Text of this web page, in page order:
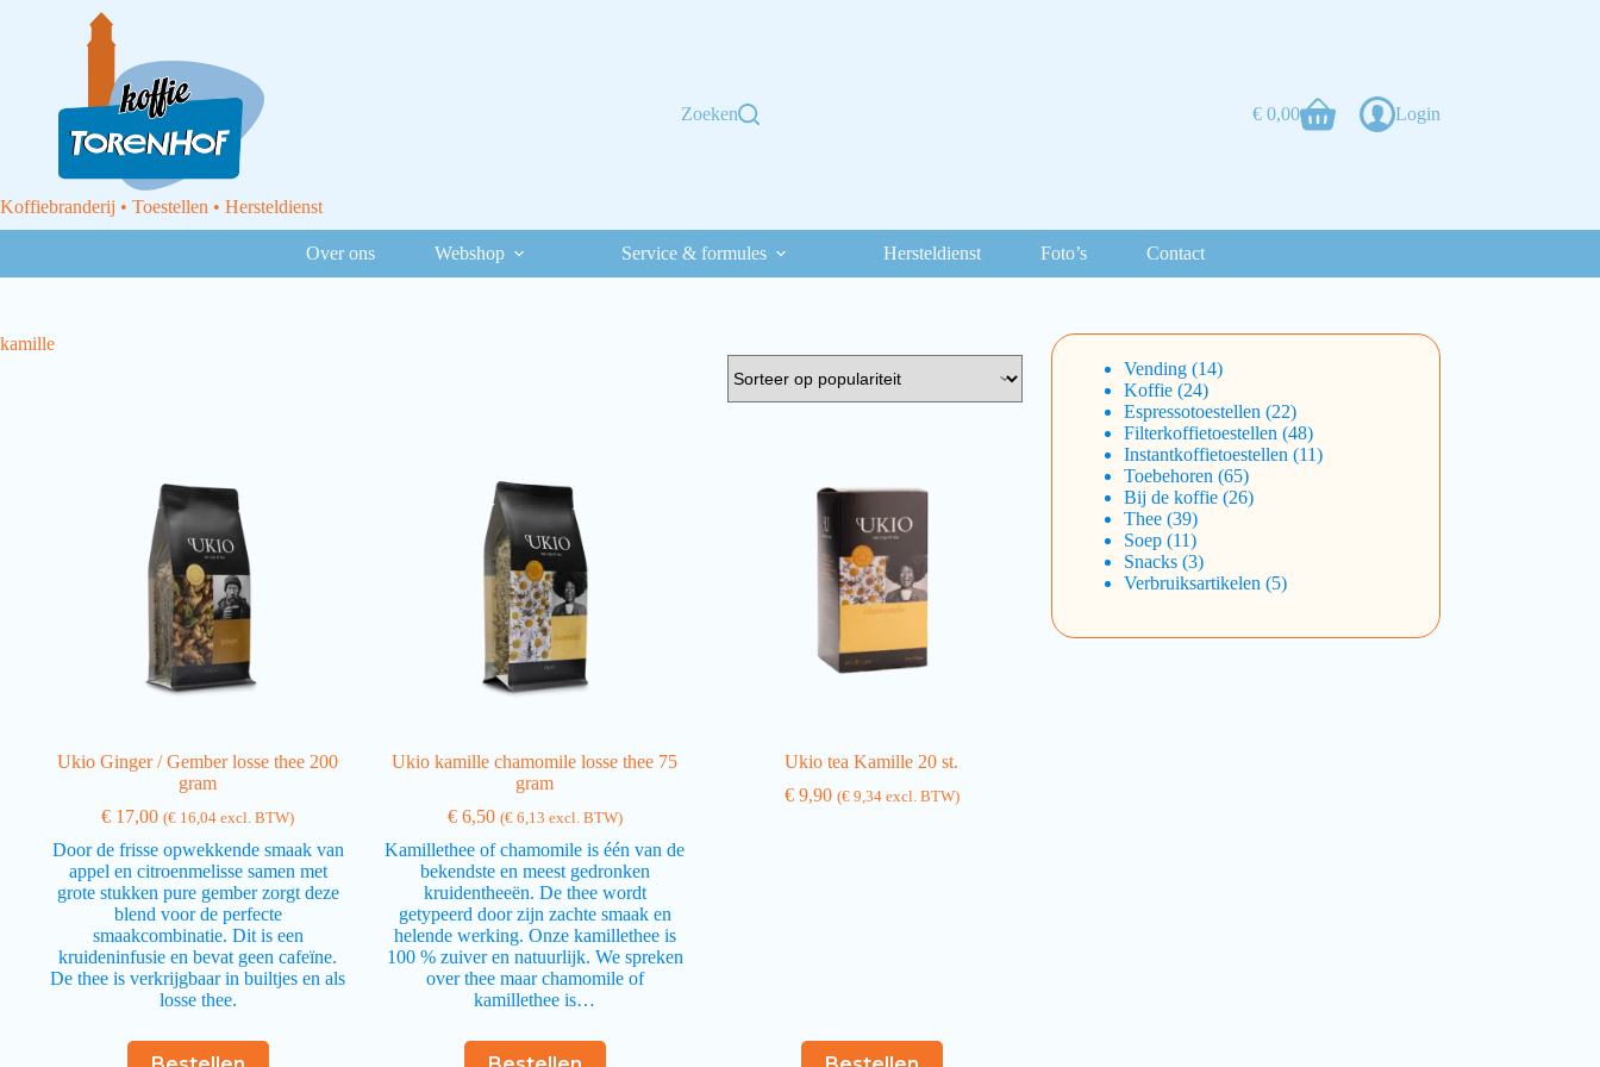
Koffiebranderij • Toestellen • Hersteldienst
Zoeken €0,00 Login
Over ons Webshop Service & formules Hersteldienst Foto’s Contact
kamille
Ukio Ginger / Gember losse thee 200
gram
€ 17,00 (€ 16,04 excl. BTW)
Door de frisse opwekkende smaak van
appel en citroenmelisse samen met
grote stukken pure gember zorgt deze
blend voor de perfecte
smaakcombinatie. Dit is een
kruideninfusie en bevat geen cafeïne.
De thee is verkrijgbaar in builtjes en als
losse thee.
Ukio kamille chamomile losse thee 75
gram
€6,50 (€6,13 excl. BTW)
Kamillethee of chamomile is één van de
bekendste en meest gedronken
kruidentheeën. De thee wordt
getypeerd door zijn zachte smaak en
helende werking. Onze kamillethee is
100 % zuiver en natuurlijk. We spreken
over thee maar chamomile of
kamillethee is…
Ukio tea Kamille 20 st.
€9,90 (€9,34excl. BTW)
Vending 14
Koffie 24
Espressotoestellen
22
Filterkoffietoestellen 48
Instantkoffietoestellen
11
Toebehoren 65
Bij de koffie 26
Thee 39
Soep 11
Snacks 3
Verbruiksartikelen
5